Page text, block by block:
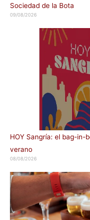
Sociedad de la Bota
09/08/2026
HOY Sangría: el bag-in-
verano
08/08/2026